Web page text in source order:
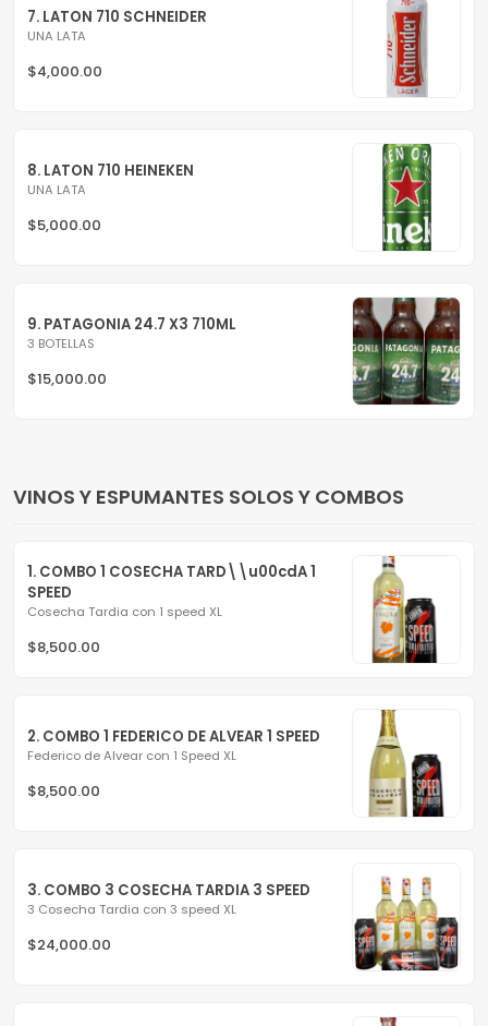
7. LATON 710 SCHNEIDER
UNA LATA
$4,000.00
8. LATON 710 HEINEKEN
UNA LATA
$5,000.00
9. PATAGONIA 24.7 X3 710ML
3 BOTELLAS
$15,000.00
VINOS Y ESPUMANTES SOLOS Y COMBOS
1. COMBO 1 COSECHA TARD\\u00cdA 1
SPEED
Cosecha Tardia con 1 speed XL
$8,500.00
2. COMBO 1 FEDERICO DE ALVEAR 1 SPEED
Federico de Alvear con 1 Speed XL
$8,500.00
3. COMBO 3 COSECHA TARDIA 3 SPEED
3 Cosecha Tardia con 3 speed XL
$24,000.00